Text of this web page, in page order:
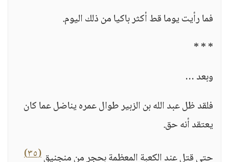
فما رأيت يوما قط أكثر باكيا من ذلك اليوم.
* * *
وبعد …
فلقد ظل عبد الله بن الزبير طوال عمره يناضل عما كان
يعتقد أنه حق.
حتى قتل عند الكعبة المعظمة بحجر من منجنيق(٣٥)